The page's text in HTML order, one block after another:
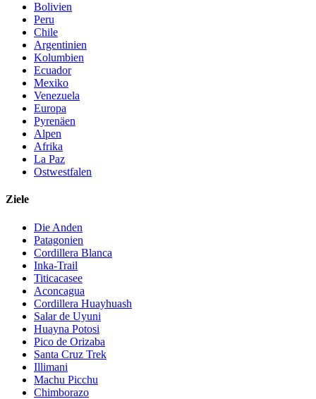
Bolivien
Peru
Chile
Argentinien
Kolumbien
Ecuador
Mexiko
Venezuela
Europa
Pyrenäen
Alpen
Afrika
La Paz
Ostwestfalen
Ziele
Die Anden
Patagonien
Cordillera Blanca
Inka-Trail
Titicacasee
Aconcagua
Cordillera Huayhuash
Salar de Uyuni
Huayna Potosi
Pico de Orizaba
Santa Cruz Trek
Illimani
Machu Picchu
Chimborazo